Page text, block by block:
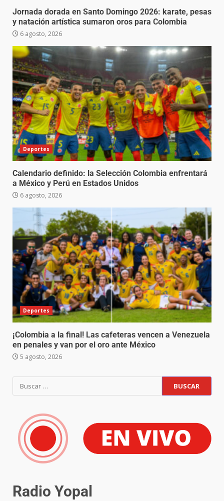
Jornada dorada en Santo Domingo 2026: karate, pesas
y natación artística sumaron oros para Colombia
6 agosto, 2026
Deportes
Calendario definido: la Selección Colombia enfrentará
a México y Perú en Estados Unidos
6 agosto, 2026
Deportes
¡Colombia a la final! Las cafeteras vencen a Venezuela
en penales y van por el oro ante México
5 agosto, 2026
Radio Yopal